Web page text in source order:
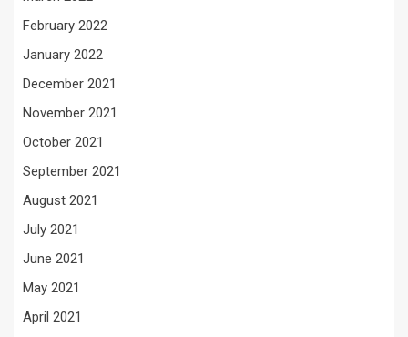
February 2022
January 2022
December 2021
November 2021
October 2021
September 2021
August 2021
July 2021
June 2021
May 2021
April 2021